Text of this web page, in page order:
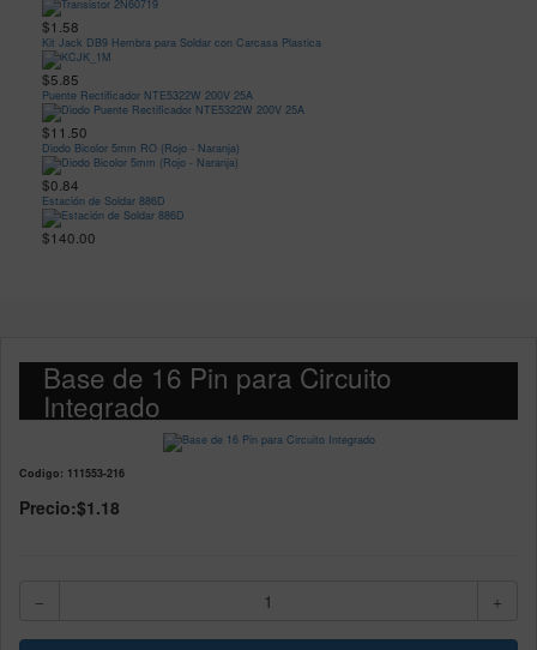
$1.58
Kit Jack DB9 Hembra para Soldar con Carcasa Plastica
$5.85
Puente Rectificador NTE5322W 200V 25A
$11.50
Diodo Bicolor 5mm RO (Rojo - Naranja)
$0.84
Estación de Soldar 886D
$140.00
Base de 16 Pin para Circuito
Integrado
Codigo: 111553-216
Precio:$1.18